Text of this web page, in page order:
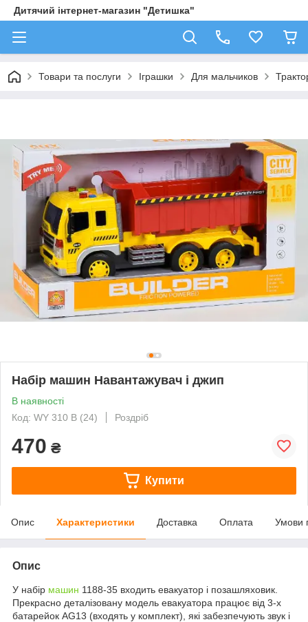
Дитячий інтернет-магазин "Детишка"
Товари та послуги Іграшки Для мальчиков
Набір машин Навантажувач і джип
В наявності
Код: WY 310 B (24)
Роздріб
470 ₴
Купити
Опис Характеристики Доставка Оплата Умови
Опис
У набір машин 1188-35 входить евакуатор і позашляховик.
Прекрасно деталізовану модель евакуатора працює від 3-х
батарейок AG13 (входять у комплект), які забезпечують звук і